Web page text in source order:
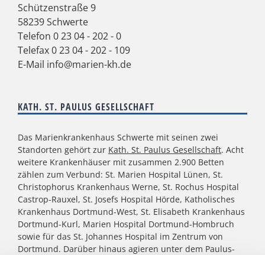
Schützenstraße 9
58239 Schwerte
Telefon 0 23 04 - 202 - 0
Telefax 0 23 04 - 202 - 109
E-Mail info@marien-kh.de
KATH. ST. PAULUS GESELLSCHAFT
Das Marienkrankenhaus Schwerte mit seinen zwei
Standorten gehört zur Kath. St. Paulus Gesellschaft. Acht
weitere Krankenhäuser mit zusammen 2.900 Betten
zählen zum Verbund: St. Marien Hospital Lünen, St.
Christophorus Krankenhaus Werne, St. Rochus Hospital
Castrop-Rauxel, St. Josefs Hospital Hörde, Katholisches
Krankenhaus Dortmund-West, St. Elisabeth Krankenhaus
Dortmund-Kurl, Marien Hospital Dortmund-Hombruch
sowie für das St. Johannes Hospital im Zentrum von
Dortmund. Darüber hinaus agieren unter dem Paulus-